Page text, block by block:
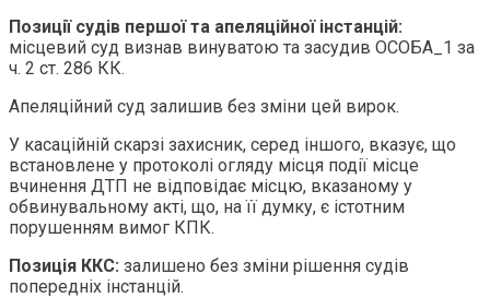
Позиції судів першої та апеляційної інстанцій:
місцевий суд визнав винуватою та засудив ОСОБА_1 за
ч. 2 ст. 286 КК.
Апеляційний суд залишив без зміни цей вирок.
У касаційній скарзі захисник, серед іншого, вказує, що
встановлене у протоколі огляду місця події місце
вчинення ДТП не відповідає місцю, вказаному у
обвинувальному акті, що, на її думку, є істотним
порушенням вимог КПК.
Позиція ККС: залишено без зміни рішення судів
попередніх інстанцій.